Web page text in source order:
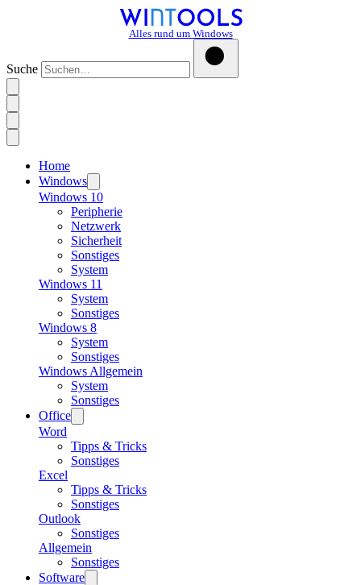
Alles rund um Windows
Suche
Home
Windows
Windows 10
Peripherie
Netzwerk
Sicherheit
Sonstiges
System
Windows 11
System
Sonstiges
Windows 8
System
Sonstiges
Windows Allgemein
System
Sonstiges
Office
Word
Tipps & Tricks
Sonstiges
Excel
Tipps & Tricks
Sonstiges
Outlook
Sonstiges
Allgemein
Sonstiges
Software